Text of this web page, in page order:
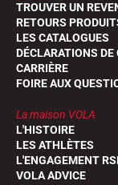
TROUVER UN
RETOURS
LES CATALOGUES
DÉCLARATIONS
CARRIÈRE
FOIRE AUX
La maison VOLA
L'HISTOIRE
LES ATHLÈTES
L'ENGAGEMENT
VOLA ADVICE